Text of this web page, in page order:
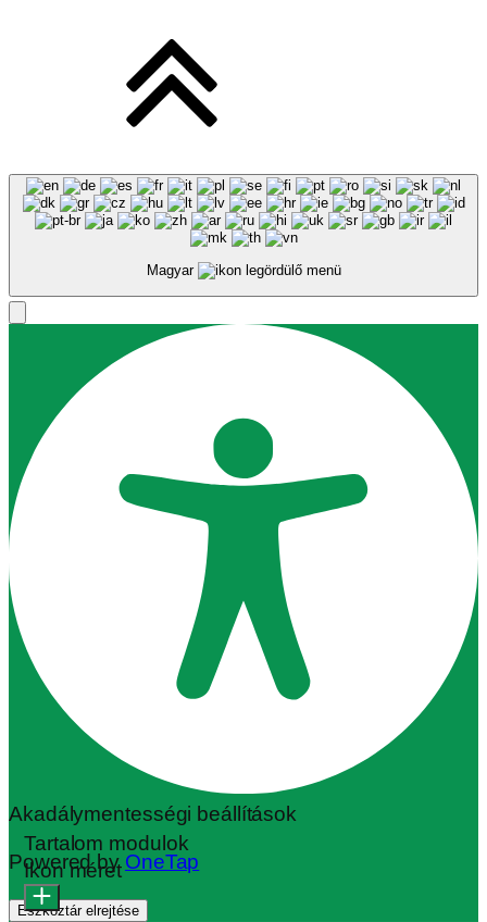
Magyar
Akadálymentességi beállítások
Powered byOneTap
Eszköztár elrejtése
Tartalom modulok
Ikon méret